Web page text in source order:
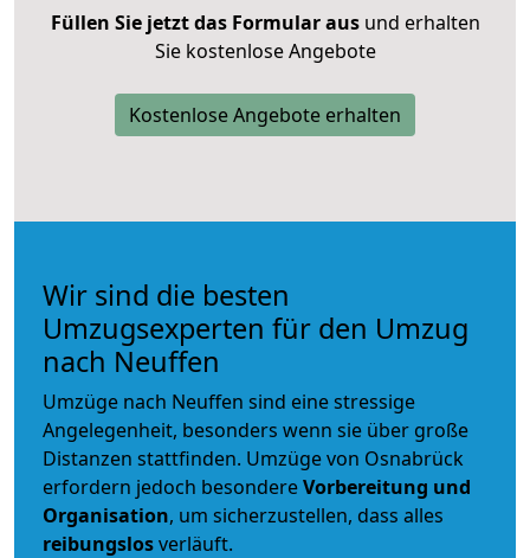
Füllen Sie jetzt das Formular ausund erhalten
Sie kostenlose Angebote
Kostenlose Angebote erhalten
Wir sind die besten
Umzugsexperten für den Umzug
nach Neuffen
Umzüge nach Neuffen sind eine stressige
Angelegenheit, besonders wenn sie über große
Distanzen stattfinden. Umzüge von Osnabrück
erfordern jedoch besondereVorbereitung und
Organisation, um sicherzustellen, dass alles
reibungslosverläuft.